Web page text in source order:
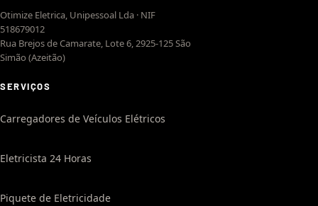
Otimize Eletrica, Unipessoal Lda · NIF
518679012
Rua Brejos de Camarate, Lote 6, 2925-125 São
Simão (Azeitão)
SERVIÇOS
Carregadores de Veículos Elétricos
Eletricista 24 Horas
Piquete de Eletricidade